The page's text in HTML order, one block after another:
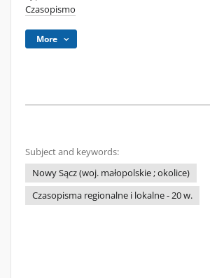
Czasopismo
More
Subject and keywords:
Nowy Sącz (woj. małopolskie ; okolice)
Czasopisma regionalne i lokalne - 20 w.